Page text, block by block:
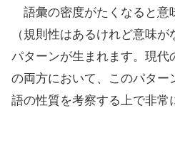
語彙の密度がたくなると意
（規則性はあるけれど意味
パターンが生まれます。現代
の両方において、このパター
語の性質を考察する上で非常